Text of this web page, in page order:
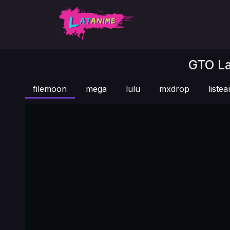
GTO
filemoon mega lulu mxdrop